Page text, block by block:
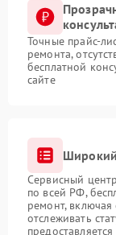
Точные прайс-
ремонта,
бесплатной
сайте
Широкий
Сервисный
по всей РФ,
ремонт,
отслеживать